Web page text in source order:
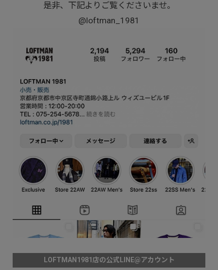
是非、下記よりご覧くださいませ。
@loftman_1981
LOFTMAN1981店の公式LINE@アカウント